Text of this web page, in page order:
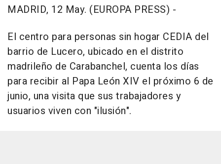
MADRID, 12 May. (EUROPA PRESS) -
El centro para personas sin hogar CEDIA del
barrio de Lucero, ubicado en el distrito
madrileño de Carabanchel, cuenta los días
para recibir al Papa León XIV el próximo 6 de
junio, una visita que sus trabajadores y
usuarios viven con "ilusión".